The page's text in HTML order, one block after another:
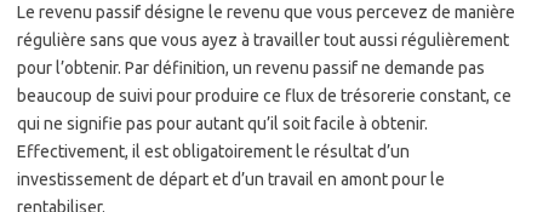
Le revenu passif désigne le revenu que vous percevez de manière
régulière sans que vous ayez à travailler tout aussi régulièrement
pour l’obtenir. Par définition, un revenu passif ne demande pas
beaucoup de suivi pour produire ce flux de trésorerie constant, ce
qui ne signifie pas pour autant qu’il soit facile à obtenir.
Effectivement, il est obligatoirement le résultat d’un
investissement de départ et d’un travail en amont pour le
rentabiliser.